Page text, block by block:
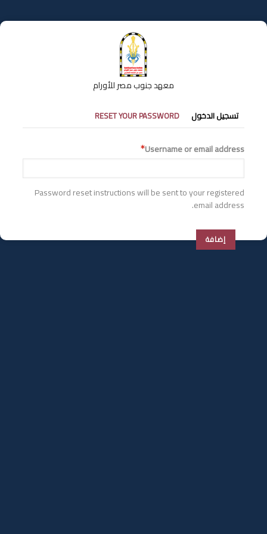
إلى
المحتوى
معهد جنوب مصر للأورام
التبويبات
الأساسية
تسجيل الدخول RESET YOUR PASSWORD
Username or email address
Password reset instructions will be sent to your registered
email address.